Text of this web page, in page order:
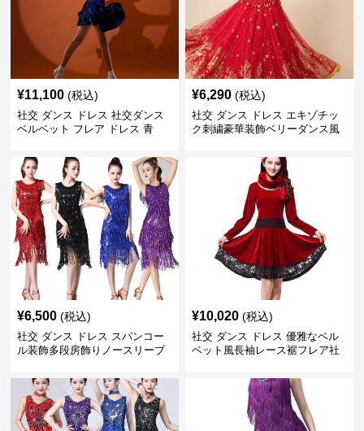
¥11,100 (税込)
社交 ダンス ドレス 社交ダンス
ベルベット フレア ドレス 青
¥6,290 (税込)
社交 ダンス ドレス エキゾチッ
ク刺繍豪華装飾ベリーダンス風
¥6,500 (税込)
社交 ダンス ドレス スパンコー
ル装飾多段房飾りノースリーブ
¥10,020 (税込)
社交 ダンス ドレス 優雅なベル
ベット風長袖レース裾フレア社